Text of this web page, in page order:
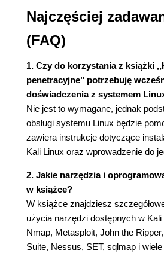
Podsumowanie (49)
Zadania rekonesansu (52)
Rozpoznanie wstępne (53)
Strona internetowa firmy
Źródła przechowujące
witryn internetowych (54)
Regional Internet
administratorzy adresów
System EDGAR (57)
Zaufanie (59)
Oferty pracy (59)
Lokalizacja (60)
Wyszukiwarka Shodan
Google hacking (61)
GHDB, czyli Google
Najczęściej
(FAQ)
1. Czy do korzystania z książki
penetracyjne" potrzebuję
doświadczenia z systemem
Nie jest to wymagane, jednak
obsługi systemu Linux będzie
zawiera instrukcje dotyczące
Kali Linux oraz wprowadzenie do
2. Jakie narzędzia i
w książce?
W książce znajdziesz
użycia narzędzi dostępnych w
Nmap, Metasploit, John the
Suite, Nessus, SET, sqlmap i